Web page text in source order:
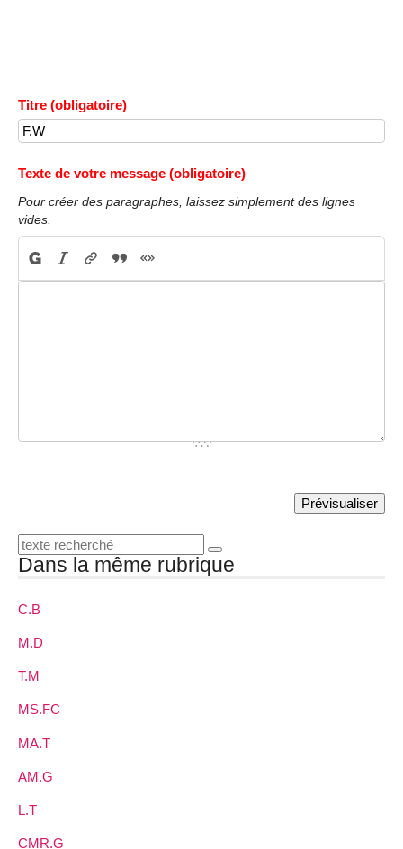
Titre (obligatoire)
Texte de votre message (obligatoire)
Pour créer des paragraphes, laissez simplement des lignes
vides.
Dans la même rubrique
C.B
M.D
T.M
MS.FC
MA.T
AM.G
L.T
CMR.G